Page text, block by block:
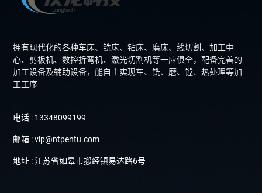
拥有现代化的各种车床、铣床、钻床、磨床、线切割、加工中
心、剪板机、数控折弯机、激光切割机等一应俱全，配备完善的
加工设备及辅助设备，能自主实现车、铣、磨、镗、热处理等加
工工序
电话 : 13348099199
邮箱 : vip@ntpentu.com
地址 : 江苏省如皋市搬经镇易达路6号